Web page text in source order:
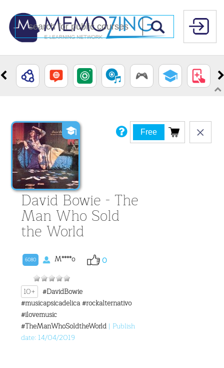
David Bowie - The
Man Who Sold
the World
6080 M****o 0
10+
#DavidBowie
#musicapsicadelica#rockalternativo
#ilovemusic
#TheManWhoSoldtheWorld | Publish
date: 14/04/2019
Free